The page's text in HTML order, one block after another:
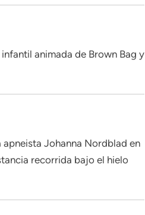
infantil animada de Brown Bag y
apneista Johanna Nordblad en
recorrida bajo el hielo